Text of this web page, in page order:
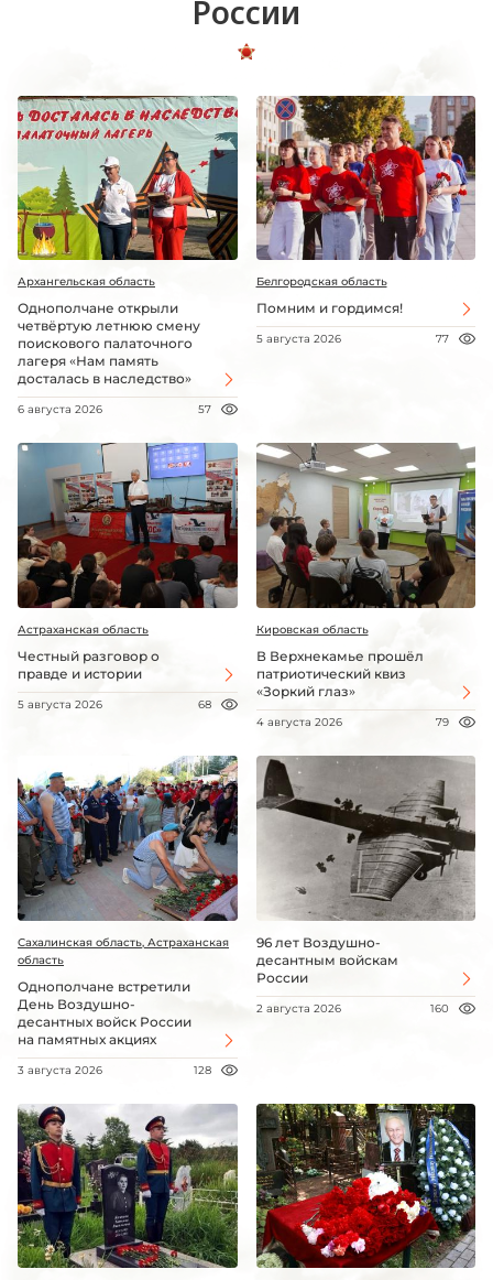
России
Архангельская область
Однополчане открыли
четвёртую летнюю смену
поискового палаточного
лагеря «Нам память
досталась в наследство»
6 августа 2026 57
Белгородская область
Помним и гордимся!
5 августа 2026 77
Астраханская область
Честный разговор о
правде и истории
5 августа 2026 68
Кировская область
В Верхнекамье прошёл
патриотический квиз
«Зоркий глаз»
4 августа 2026 79
Сахалинская область, Астраханская
область
Однополчане встретили
День Воздушно-
десантных войск России
на памятных акциях
3 августа 2026 128
96 лет Воздушно-
десантным войскам
России
2 августа 2026 160